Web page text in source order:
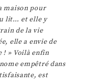
maison pour
lit… et elle y
de la vie
elle a envie de
! » Voilà enfin
empêtré dans
est